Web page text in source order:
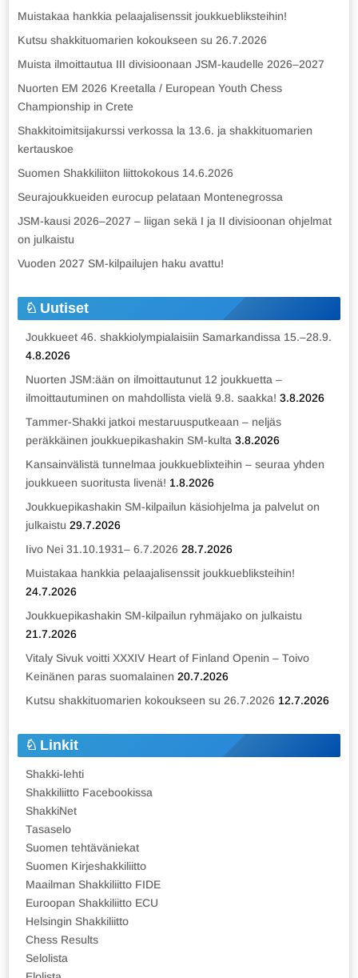
Muistakaa hankkia pelaajalisenssit joukkuebliksteihin!
Kutsu shakkituomarien kokoukseen su 26.7.2026
Muista ilmoittautua III divisioonaan JSM-kaudelle 2026–2027
Nuorten EM 2026 Kreetalla / European Youth Chess
Championship in Crete
Shakkitoimitsijakurssi verkossa la 13.6. ja shakkituomarien
kertauskoe
Suomen Shakkiliiton liittokokous 14.6.2026
Seurajoukkueiden eurocup pelataan Montenegrossa
JSM-kausi 2026–2027 – liigan sekä I ja II divisioonan ohjelmat
on julkaistu
Vuoden 2027 SM-kilpailujen haku avattu!
Uutiset
Joukkueet 46. shakkiolympialaisiin Samarkandissa 15.–28.9.
4.8.2026
Nuorten JSM:ään on ilmoittautunut 12 joukkuetta –
ilmoittautuminen on mahdollista vielä 9.8. saakka! 3.8.2026
Tammer-Shakki jatkoi mestaruusputkeaan – neljäs
peräkkäinen joukkuepikashakin SM-kulta 3.8.2026
Kansainvälistä tunnelmaa joukkueblixteihin – seuraa yhden
joukkueen suoritusta livenä! 1.8.2026
Joukkuepikashakin SM-kilpailun käsiohjelma ja palvelut on
julkaistu 29.7.2026
Iivo Nei 31.10.1931– 6.7.2026 28.7.2026
Muistakaa hankkia pelaajalisenssit joukkuebliksteihin!
24.7.2026
Joukkuepikashakin SM-kilpailun ryhmäjako on julkaistu
21.7.2026
Vitaly Sivuk voitti XXXIV Heart of Finland Openin – Toivo
Keinänen paras suomalainen 20.7.2026
Kutsu shakkituomarien kokoukseen su 26.7.2026 12.7.2026
Linkit
Shakki-lehti
Shakkiliitto Facebookissa
ShakkiNet
Tasaselo
Suomen tehtäväniekat
Suomen Kirjeshakkiliitto
Maailman Shakkiliitto FIDE
Euroopan Shakkiliitto ECU
Helsingin Shakkiliitto
Chess Results
Selolista